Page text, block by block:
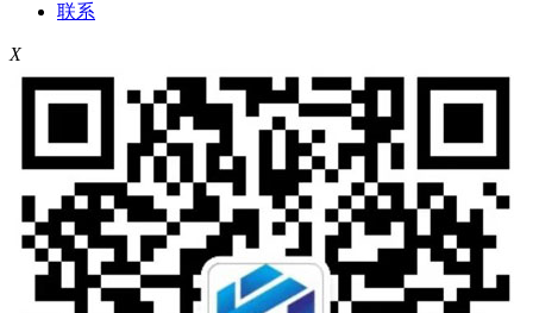
联系
X